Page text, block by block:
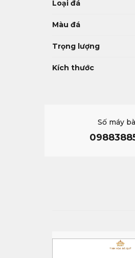
Loại đá
Màu đá
Trọng lượng
Kích thước
Số máy